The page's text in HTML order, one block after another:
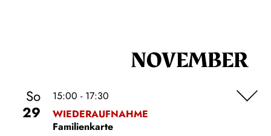
NOVEMBER
So
29
15:00 - 17:30
WIEDERAUFNAHME
Familienkarte